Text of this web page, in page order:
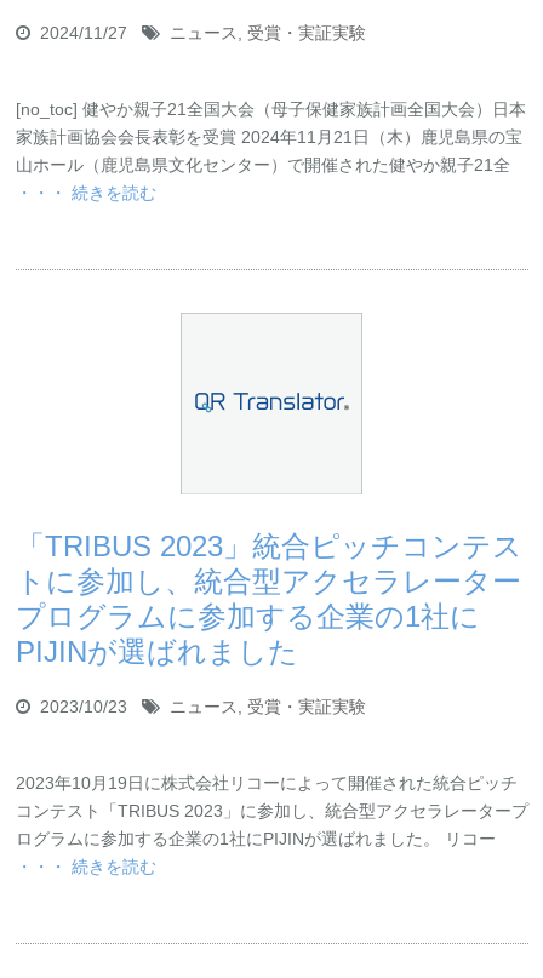
2024/11/27 ニュース 受賞・実証実験
[no_toc] 健やか親子21全国大会（母子保健家族計画全国大会）日本
家族計画協会会長表彰を受賞 2024年11月21日（木）鹿児島県の宝
山ホール（鹿児島県文化センター）で開催された健やか親子21全
・・・ 続きを読む
「TRIBUS 2023」統合ピッチコンテス
トに参加し、統合型アクセラレーター
プログラムに参加する企業の1社に
PIJINが選ばれました
2023/10/23 ニュース 受賞・実証実験
2023年10月19日に株式会社リコーによって開催された統合ピッチ
コンテスト「TRIBUS 2023」に参加し、統合型アクセラレータープ
ログラムに参加する企業の1社にPIJINが選ばれました。 リコー
・・・ 続きを読む